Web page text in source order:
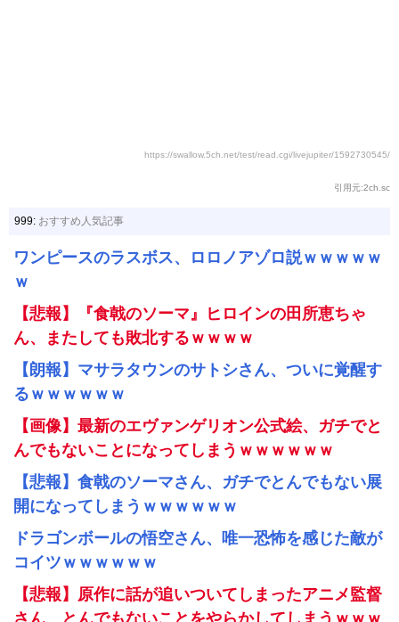
https://swallow.5ch.net/test/read.cgi/livejupiter/1592730545/
引用元:2ch.sc
999: おすすめ人気記事
ワンピースのラスボス、ロロノアゾロ説ｗｗｗｗｗ
ｗ
【悲報】『食戟のソーマ』ヒロインの田所恵ちゃ
ん、またしても敗北するｗｗｗｗ
【朗報】マサラタウンのサトシさん、ついに覚醒す
るｗｗｗｗｗｗ
【画像】最新のエヴァンゲリオン公式絵、ガチでと
んでもないことになってしまうｗｗｗｗｗｗ
【悲報】食戟のソーマさん、ガチでとんでもない展
開になってしまうｗｗｗｗｗｗ
ドラゴンボールの悟空さん、唯一恐怖を感じた敵が
コイツｗｗｗｗｗｗ
【悲報】原作に話が追いついてしまったアニメ監督
さん、とんでもないことをやらかしてしまうｗｗｗ